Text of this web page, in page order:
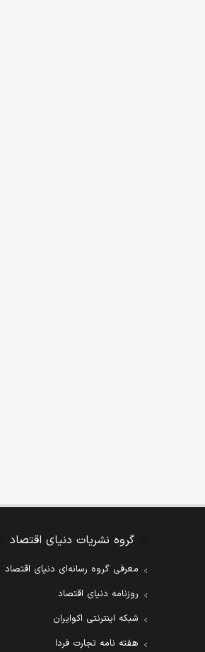
گروه نشریات دنیای اقتصاد
معرفی گروه رسانه‌ای دنیای اقتصاد
روزنامه دنیای اقتصاد
شبکه اینترنتی اکوایران
هفته نامه تجارت فردا